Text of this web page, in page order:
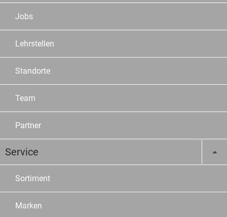
Jobs
Lehrstellen
Standorte
Team
Partner
Service
Sortiment
Marken